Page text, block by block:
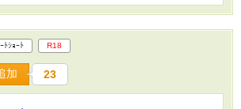
番目のXは防水性の評価を示します（値が大きい
ケーシングに滴る水滴は効果がありません 2：外
側ケーシングを15度に傾けると、外側ケーシン
グへの水滴の影響はありません。 3：水または雨
は、60度の角から外側のケーシングまで影響し
ません。 4：あらゆる方向からシェルに飛散した
ﾄｼｮｰﾄ R18
加 23